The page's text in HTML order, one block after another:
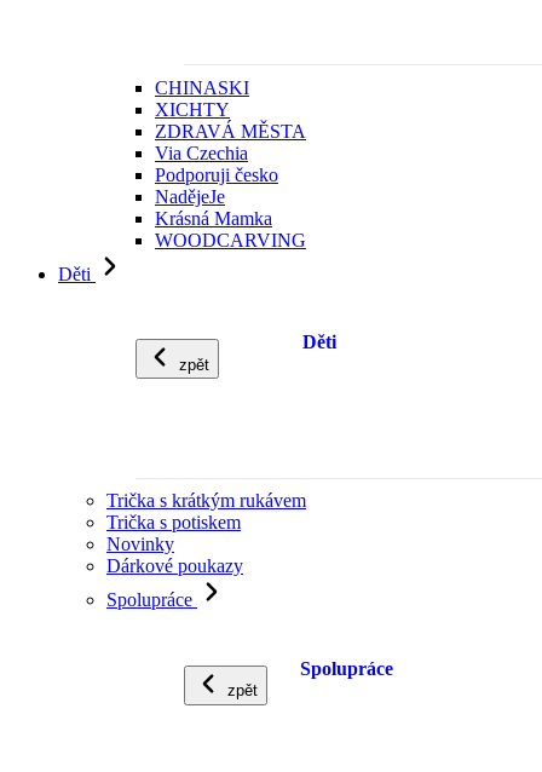
CHINASKI
XICHTY
ZDRAVÁ MĚSTA
Via Czechia
Podporuji česko
NadějeJe
Krásná Mamka
WOODCARVING
Děti
zpět
Děti
Trička s krátkým rukávem
Trička s potiskem
Novinky
Dárkové poukazy
Spolupráce
zpět
Spolupráce